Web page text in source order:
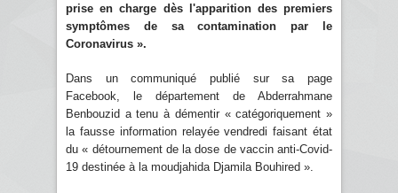
prise en charge dès l'apparition des premiers
symptômes de sa contamination par le
Coronavirus ».
Dans un communiqué publié sur sa page
Facebook, le département de Abderrahmane
Benbouzid a tenu à démentir « catégoriquement »
la fausse information relayée vendredi faisant état
du « détournement de la dose de vaccin anti-Covid-
19 destinée à la moudjahida Djamila Bouhired ».